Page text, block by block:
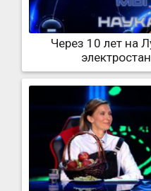
Через 10 лет на